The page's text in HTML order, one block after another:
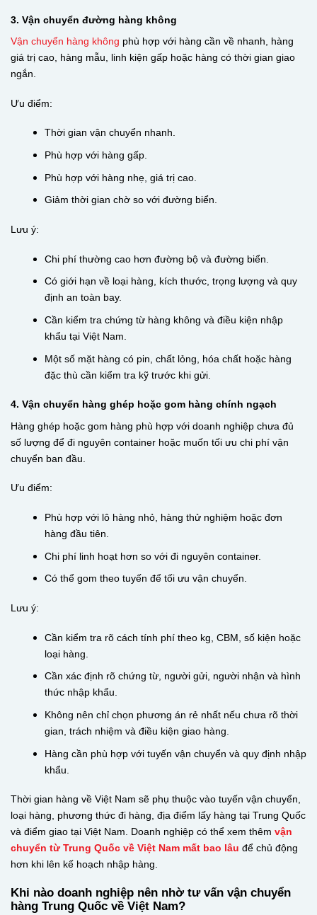
3. Vận chuyển đường hàng không
Vận chuyển hàng không phù hợp với hàng cần về nhanh, hàng
giá trị cao, hàng mẫu, linh kiện gấp hoặc hàng có thời gian giao
ngắn.
Ưu điểm:
Thời gian vận chuyển nhanh.
Phù hợp với hàng gấp.
Phù hợp với hàng nhẹ, giá trị cao.
Giảm thời gian chờ so với đường biển.
Lưu ý:
Chi phí thường cao hơn đường bộ và đường biển.
Có giới hạn về loại hàng, kích thước, trọng lượng và quy
định an toàn bay.
Cần kiểm tra chứng từ hàng không và điều kiện nhập
khẩu tại Việt Nam.
Một số mặt hàng có pin, chất lỏng, hóa chất hoặc hàng
đặc thù cần kiểm tra kỹ trước khi gửi.
4. Vận chuyển hàng ghép hoặc gom hàng chính ngạch
Hàng ghép hoặc gom hàng phù hợp với doanh nghiệp chưa đủ
số lượng để đi nguyên container hoặc muốn tối ưu chi phí vận
chuyển ban đầu.
Ưu điểm:
Phù hợp với lô hàng nhỏ, hàng thử nghiệm hoặc đơn
hàng đầu tiên.
Chi phí linh hoạt hơn so với đi nguyên container.
Có thể gom theo tuyến để tối ưu vận chuyển.
Lưu ý:
Cần kiểm tra rõ cách tính phí theo kg, CBM, số kiện hoặc
loại hàng.
Cần xác định rõ chứng từ, người gửi, người nhận và hình
thức nhập khẩu.
Không nên chỉ chọn phương án rẻ nhất nếu chưa rõ thời
gian, trách nhiệm và điều kiện giao hàng.
Hàng cần phù hợp với tuyến vận chuyển và quy định nhập
khẩu.
Thời gian hàng về Việt Nam sẽ phụ thuộc vào tuyến vận chuyển,
loại hàng, phương thức đi hàng, địa điểm lấy hàng tại Trung Quốc
và điểm giao tại Việt Nam. Doanh nghiệp có thể xem thêm vận
chuyển từ Trung Quốc về Việt Nam mất bao lâu để chủ động
hơn khi lên kế hoạch nhập hàng.
Khi nào doanh nghiệp nên nhờ tư vấn vận chuyển
hàng Trung Quốc về Việt Nam?